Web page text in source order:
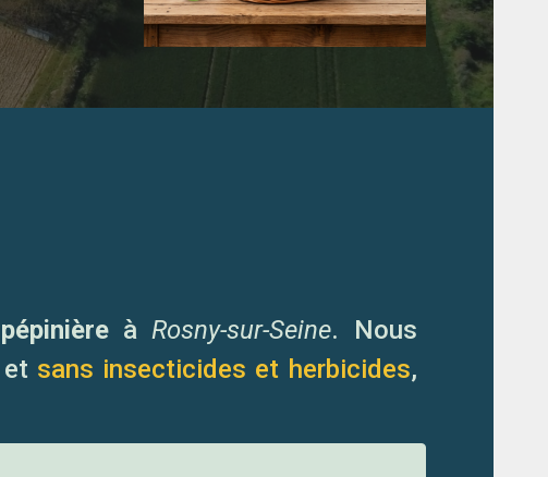
pépinière àRosny-sur-Seine. Nous
et sans insecticides et herbicides,